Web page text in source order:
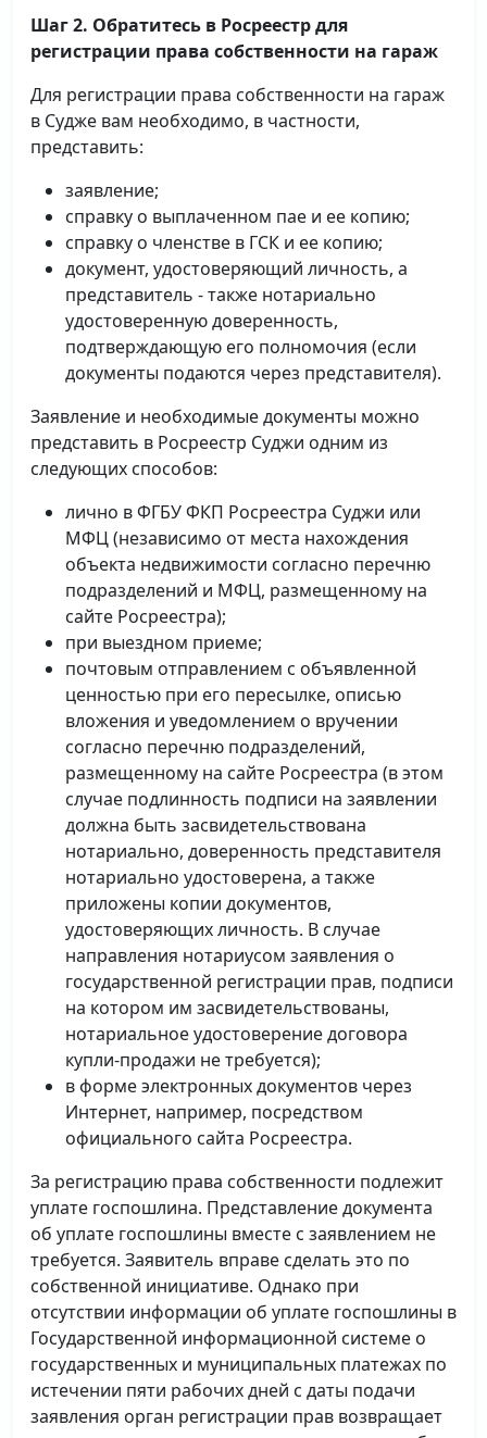
Шаг 2. Обратитесь в Росреестр для
регистрации права собственности на гараж
Для регистрации права собственности на гараж
в Судже вам необходимо, в частности,
представить:
заявление;
справку о выплаченном пае и ее копию;
справку о членстве в ГСК и ее копию;
документ, удостоверяющий личность, а
представитель - также нотариально
удостоверенную доверенность,
подтверждающую его полномочия (если
документы подаются через представителя).
Заявление и необходимые документы можно
представить в Росреестр Суджи одним из
следующих способов:
лично в ФГБУ ФКП Росреестра Суджи или
МФЦ (независимо от места нахождения
объекта недвижимости согласно перечню
подразделений и МФЦ, размещенному на
сайте Росреестра);
при выездном приеме;
почтовым отправлением с объявленной
ценностью при его пересылке, описью
вложения и уведомлением о вручении
согласно перечню подразделений,
размещенному на сайте Росреестра (в этом
случае подлинность подписи на заявлении
должна быть засвидетельствована
нотариально, доверенность представителя
нотариально удостоверена, а также
приложены копии документов,
удостоверяющих личность. В случае
направления нотариусом заявления о
государственной регистрации прав, подписи
на котором им засвидетельствованы,
нотариальное удостоверение договора
купли-продажи не требуется);
в форме электронных документов через
Интернет, например, посредством
официального сайта Росреестра.
За регистрацию права собственности подлежит
уплате госпошлина. Представление документа
об уплате госпошлины вместе с заявлением не
требуется. Заявитель вправе сделать это по
собственной инициативе. Однако при
отсутствии информации об уплате госпошлины в
Государственной информационной системе о
государственных и муниципальных платежах по
истечении пяти рабочих дней с даты подачи
заявления орган регистрации прав возвращает